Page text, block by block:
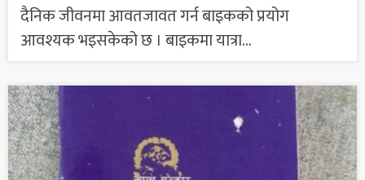
दैनिक जीवनमा आवतजावत गर्न बाइकको प्रयोग
आवश्यक भइसकेको छ । बाइकमा यात्रा...